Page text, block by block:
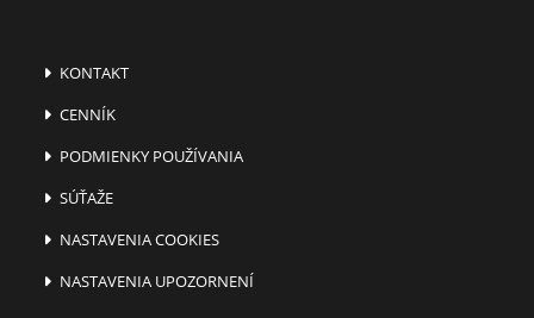
KONTAKT
CENNÍK
PODMIENKY POUŽÍVANIA
SÚŤAŽE
NASTAVENIA COOKIES
NASTAVENIA UPOZORNENÍ